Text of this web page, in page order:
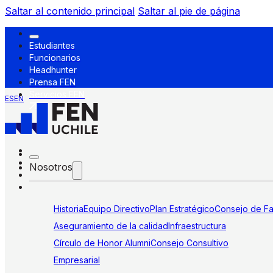
Saltar al contenido principal Saltar al pie de página
Estudiantes
Funcionarios
Headhunter
Prensa FEN
ESEN
Nosotros
HistoriaEquipo DirectivoPlan EstratégicoConsejo de
Aseguramiento de la calidadInfraestructura
Círculo de Honor AlumniConsejo Consultivo
Empresarial